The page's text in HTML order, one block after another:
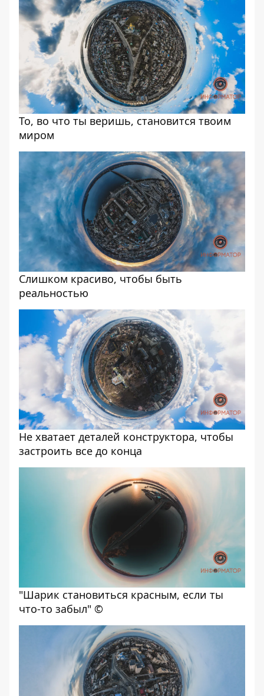
То, во что ты веришь, становится твоим
миром
Слишком красиво, чтобы быть
реальностью
Не хватает деталей конструктора, чтобы
застроить все до конца
"Шарик становиться красным, если ты
что-то забыл" ©